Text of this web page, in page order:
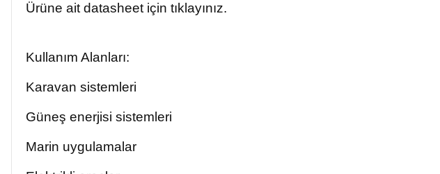
Ürüne ait datasheet için tıklayınız.
Kullanım Alanları:
Karavan sistemleri
Güneş enerjisi sistemleri
Marin uygulamalar